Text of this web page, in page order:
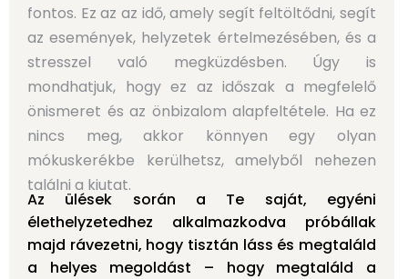
fontos. Ez az az idő, amely segít feltöltődni, segít
az események, helyzetek értelmezésében, és a
stresszel való megküzdésben. Úgy is
mondhatjuk, hogy ez az időszak a megfelelő
önismeret és az önbizalom alapfeltétele. Ha ez
nincs meg, akkor könnyen egy olyan
mókuskerékbe kerülhetsz, amelyből nehezen
találni a kiutat.
Az ülések során a Te saját, egyéni
élethelyzetedhez alkalmazkodva próbállak
majd rávezetni, hogy tisztán láss és megtaláld
a helyes megoldást – hogy megtaláld a